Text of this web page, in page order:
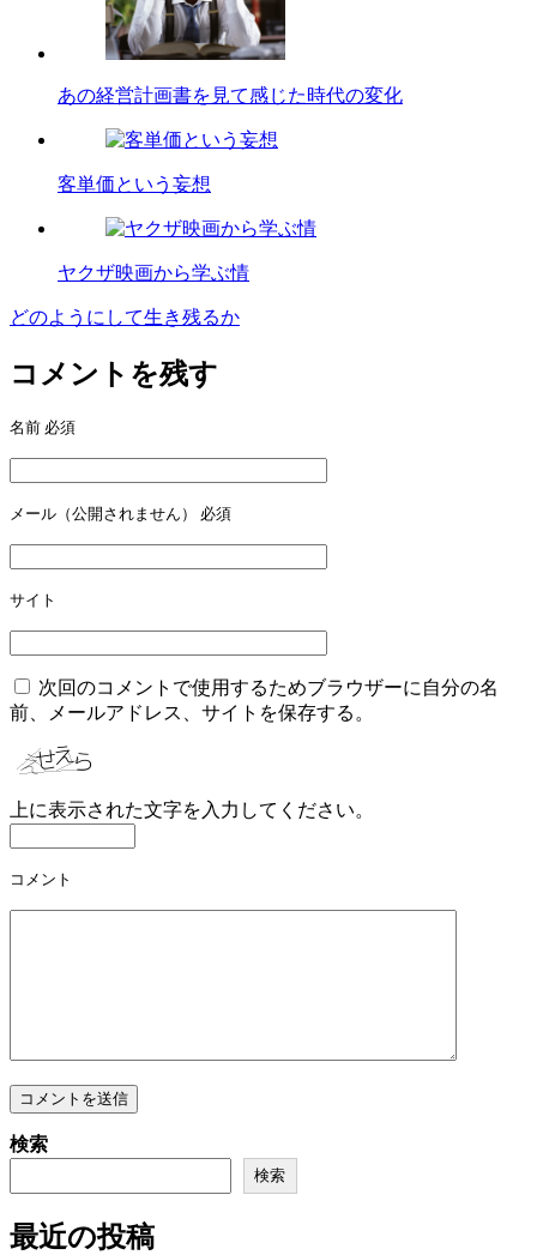
あの経営計画書を見て感じた時代の変化
客単価という妄想
ヤクザ映画から学ぶ情
投
稿
ビ
ゲ
ー
シ
ョ
ン
どのようにして生き残るか
コメントを残す
名前 必須
メール（公開されません） 必須
サイト
次回のコメントで使用するためブラウザーに自分の名
前、メールアドレス、サイトを保存する。
上に表示された文字を入力してください。
コメント
検索
検索
最近の投稿